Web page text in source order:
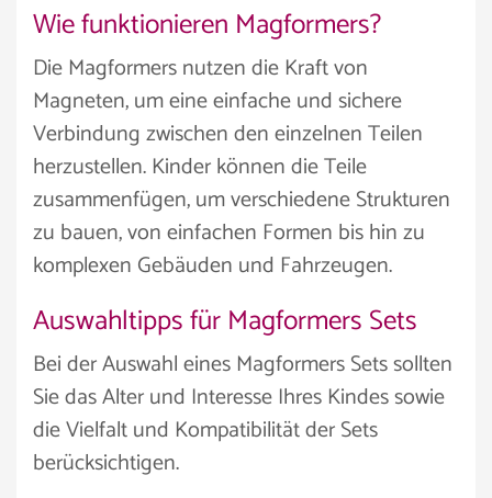
Wie funktionieren Magformers?
Die Magformers nutzen die Kraft von
Magneten, um eine einfache und sichere
Verbindung zwischen den einzelnen Teilen
herzustellen. Kinder können die Teile
zusammenfügen, um verschiedene Strukturen
zu bauen, von einfachen Formen bis hin zu
komplexen Gebäuden und Fahrzeugen.
Auswahltipps für Magformers Sets
Bei der Auswahl eines Magformers Sets sollten
Sie das Alter und Interesse Ihres Kindes sowie
die Vielfalt und Kompatibilität der Sets
berücksichtigen.